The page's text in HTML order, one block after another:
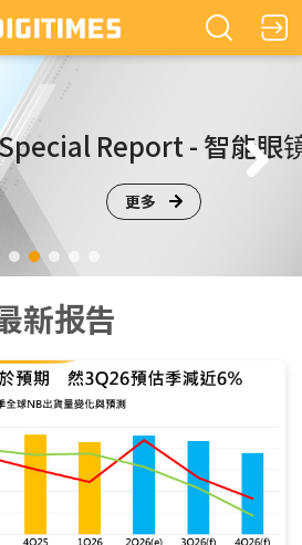
Report - 智能眼
更多
新报告